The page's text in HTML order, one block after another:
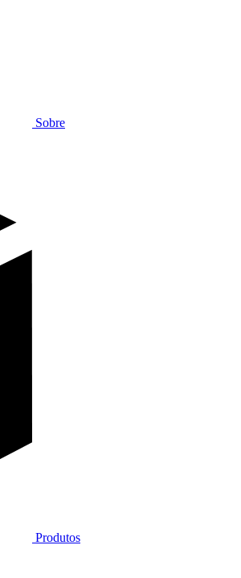
Sobre
Produtos